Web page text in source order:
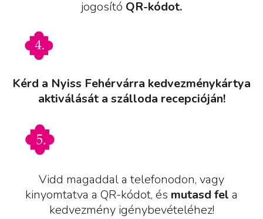
jogosító QR-kódot.
Kérd a Nyiss Fehérvárra kedvezménykártya
aktiválását a szálloda recepcióján!
Vidd magaddal a telefonodon, vagy
kinyomtatva a QR-kódot, és mutasd fel a
kedvezmény igénybevételéhez!